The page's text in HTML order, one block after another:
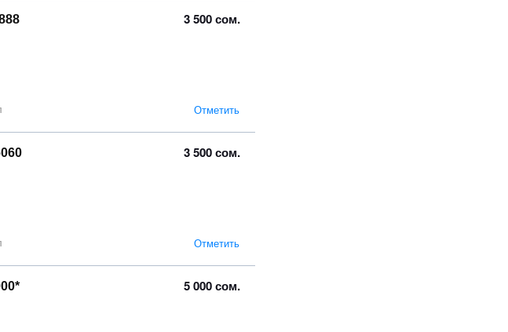
3 500 сом.
Отметить
3 500 сом.
Отметить
5 000 сом.